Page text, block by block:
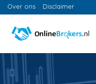
Over ons Disclaimer